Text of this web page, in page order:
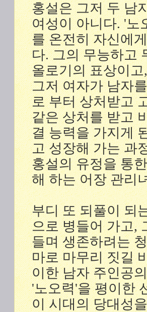
홍설은 그저 두 남
여성이 아니다. '노
를 온전히 자신에
다. 그의 무능하고
올로기의 표상이
그저 여자가 남자
로 부터 상처받고
같은 상처를 받고
결 능력을 가지게
고 성장해 가는 과
홍설의 유정을 통
해 하는 어장 관리
부디 또 되풀이 되
으로 병들어 가고,
들며 생존하려는
마로 마무리 짓길
이한 남자 주인공
'노오력'을 평이한
이 시대의 당대성